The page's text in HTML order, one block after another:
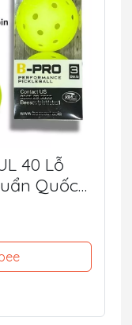
40 Lỗ
Quốc
Luyện